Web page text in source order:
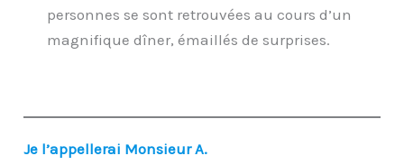
personnes se sont retrouvées au cours d’un
magnifique dîner, émaillés de surprises.
Je l’appellerai Monsieur A.